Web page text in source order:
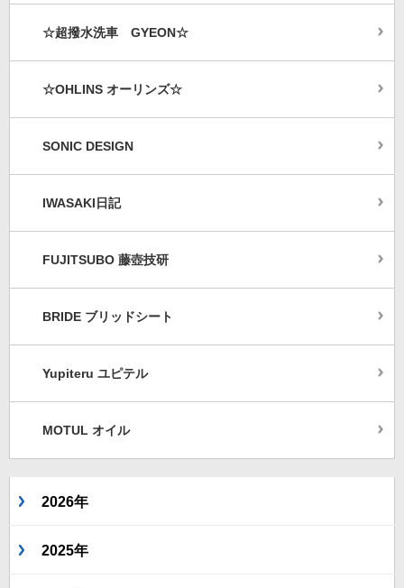
☆超撥水洗車 GYEON☆
☆OHLINS オーリンズ☆
SONIC DESIGN
IWASAKI日記
FUJITSUBO 藤壺技研
BRIDE ブリッドシート
Yupiteru ユピテル
MOTUL オイル
2026年
2025年